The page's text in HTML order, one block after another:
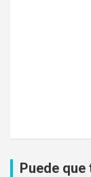
Puede